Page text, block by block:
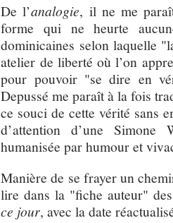
De l’analogie, il ne me
forme qui ne heurte
dominicaines selon laquelle
atelier de liberté où l’on
pour pouvoir "se dire en
Depussé me paraît à la fois
ce souci de cette vérité sans
d’attention d’une
humanisée par humour et
Manière de se frayer un
lire dans la "fiche auteur"
ce jour, avec la date